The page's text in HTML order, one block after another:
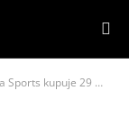
kupuje 29 % podiel v spoločnosti Puma